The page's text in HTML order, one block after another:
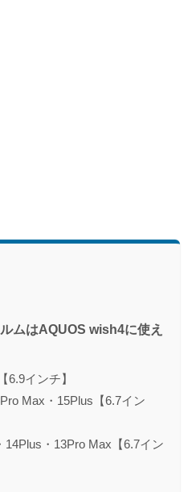
ムはAQUOS wish4に使え
6.9インチ】
Max・15Plus【6.7イン
14Plus・13Pro Max【6.7イン